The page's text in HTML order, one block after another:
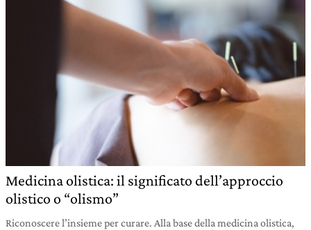
Medicina olistica: il significato dell’approccio
olistico o “olismo”
Riconoscere l’insieme per curare. Alla base della medicina olistica,